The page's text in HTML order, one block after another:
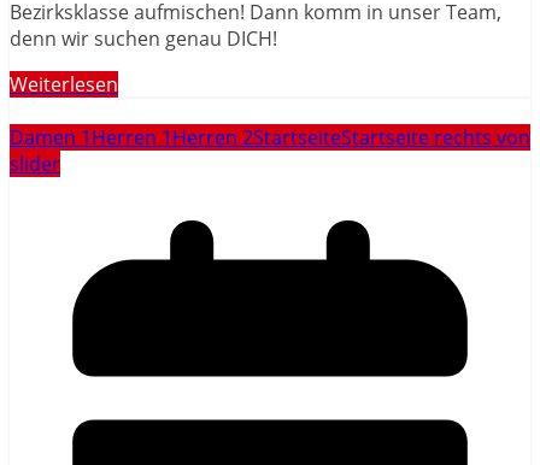
Bezirksklasse aufmischen! Dann komm in unser Team,
denn wir suchen genau DICH!
Weiterlesen
Damen 1Herren 1Herren 2StartseiteStartseite rechts von
slider